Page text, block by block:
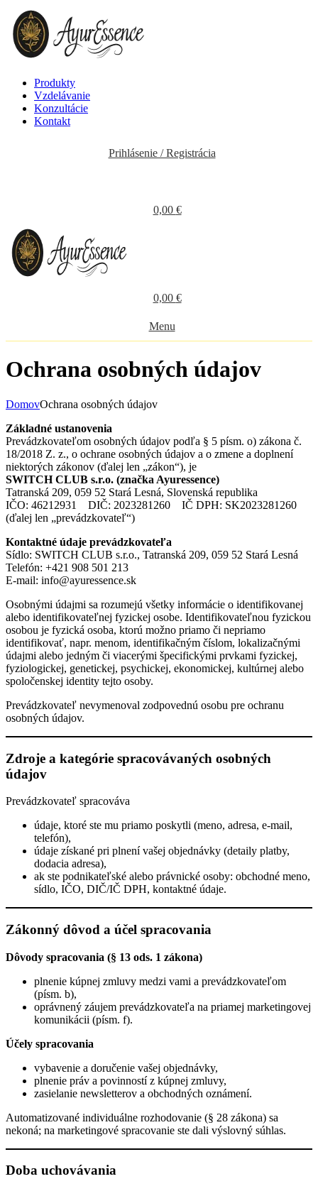
Produkty
Vzdelávanie
Konzultácie
Kontakt
Prihlásenie / Registrácia
0,00 €
0,00 €
Menu
Ochrana osobných údajov
DomovOchrana osobných údajov
Základné ustanovenia
Prevádzkovateľom osobných údajov podľa § 5 písm. o) zákona č.
18/2018 Z. z., o ochrane osobných údajov a o zmene a doplnení
niektorých zákonov (ďalej len „zákon“), je
SWITCH CLUB s.r.o. (značka Ayuressence)
Tatranská 209, 059 52 Stará Lesná, Slovenská republika
IČO: 46212931 DIČ: 2023281260 IČ DPH: SK2023281260
(ďalej len „prevádzkovateľ“)
Kontaktné údaje prevádzkovateľa
Sídlo: SWITCH CLUB s.r.o., Tatranská 209, 059 52 Stará Lesná
Telefón: +421 908 501 213
E-mail: info@ayuressence.sk
Osobnými údajmi sa rozumejú všetky informácie o identifikovanej
alebo identifikovateľnej fyzickej osobe. Identifikovateľnou fyzickou
osobou je fyzická osoba, ktorú možno priamo či nepriamo
identifikovať, napr. menom, identifikačným číslom, lokalizačnými
údajmi alebo jedným či viacerými špecifickými prvkami fyzickej,
fyziologickej, genetickej, psychickej, ekonomickej, kultúrnej alebo
spoločenskej identity tejto osoby.
Prevádzkovateľ nevymenoval zodpovednú osobu pre ochranu
osobných údajov.
Zdroje a kategórie spracovávaných osobných
údajov
Prevádzkovateľ spracováva
údaje, ktoré ste mu priamo poskytli (meno, adresa, e-mail,
telefón),
údaje získané pri plnení vašej objednávky (detaily platby,
dodacia adresa),
ak ste podnikateľské alebo právnické osoby: obchodné meno,
sídlo, IČO, DIČ/IČ DPH, kontaktné údaje.
Zákonný dôvod a účel spracovania
Dôvody spracovania (§ 13 ods. 1 zákona)
plnenie kúpnej zmluvy medzi vami a prevádzkovateľom
(písm. b),
oprávnený záujem prevádzkovateľa na priamej marketingovej
komunikácii (písm. f).
Účely spracovania
vybavenie a doručenie vašej objednávky,
plnenie práv a povinností z kúpnej zmluvy,
zasielanie newsletterov a obchodných oznámení.
Automatizované individuálne rozhodovanie (§ 28 zákona) sa
nekoná; na marketingové spracovanie ste dali výslovný súhlas.
Doba uchovávania